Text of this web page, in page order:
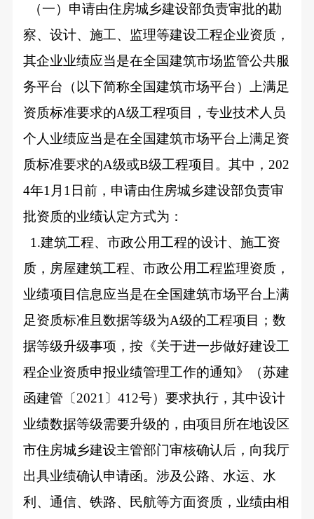
（一）申请由住房城乡建设部负责审批的勘
察、设计、施工、监理等建设工程企业资质，
其企业业绩应当是在全国建筑市场监管公共服
务平台（以下简称全国建筑市场平台）上满足
资质标准要求的A级工程项目，专业技术人员
个人业绩应当是在全国建筑市场平台上满足资
质标准要求的A级或B级工程项目。其中，202
4年1月1日前，申请由住房城乡建设部负责审
批资质的业绩认定方式为：
1.建筑工程、市政公用工程的设计、施工资
质，房屋建筑工程、市政公用工程监理资质，
业绩项目信息应当是在全国建筑市场平台上满
足资质标准且数据等级为A级的工程项目；数
据等级升级事项，按《关于进一步做好建设工
程企业资质申报业绩管理工作的通知》（苏建
函建管〔2021〕412号）要求执行，其中设计
业绩数据等级需要升级的，由项目所在地设区
市住房城乡建设主管部门审核确认后，向我厅
出具业绩确认申请函。涉及公路、水运、水
利、通信、铁路、民航等方面资质，业绩由相